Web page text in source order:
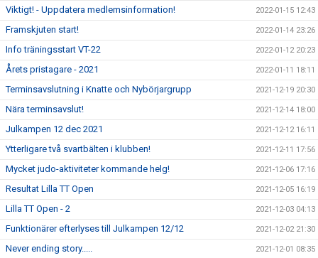
Viktigt! - Uppdatera medlemsinformation! 2022-01-15 12:43
Framskjuten start! 2022-01-14 23:26
Info träningsstart VT-22 2022-01-12 20:23
Årets pristagare - 2021 2022-01-11 18:11
Terminsavslutning i Knatte och Nybörjargrupp 2021-12-19 20:30
Nära terminsavslut! 2021-12-14 18:00
Julkampen 12 dec 2021 2021-12-12 16:11
Ytterligare två svartbälten i klubben! 2021-12-11 17:56
Mycket judo-aktiviteter kommande helg! 2021-12-06 17:16
Resultat Lilla TT Open 2021-12-05 16:19
Lilla TT Open - 2 2021-12-03 04:13
Funktionärer efterlyses till Julkampen 12/12 2021-12-02 21:30
Never ending story..... 2021-12-01 08:35